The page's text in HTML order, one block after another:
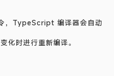
，TypeScript 编译器会自动
化时进行重新编译。